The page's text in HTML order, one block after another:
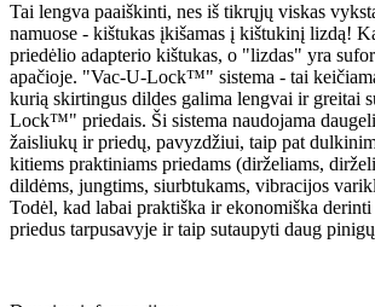
Tai lengva paaiškinti, nes iš tikrųjų viskas
namuose - kištukas įkišamas į kištukinį lizdą!
priedėlio adapterio kištukas, o "lizdas" yra
apačioje. "Vac-U-Lock™" sistema - tai
kurią skirtingus dildes galima lengvai ir greitai
Lock™" priedais. Ši sistema naudojama
žaisliukų ir priedų, pavyzdžiui, taip pat
kitiems praktiniams priedams (dirželiams,
dildėms, jungtims, siurbtukams, vibracijos
Todėl, kad labai praktiška ir ekonomiška
priedus tarpusavyje ir taip sutaupyti daug